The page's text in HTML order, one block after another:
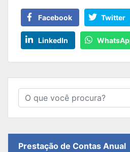
Facebook Twitter
LinkedIn
Prestação de Contas Anual